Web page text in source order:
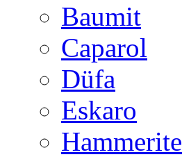
Baumit
Caparol
Düfa
Eskaro
Hammerite